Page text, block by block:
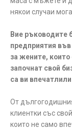
някои случаи
Вие ръководите
предприятия
за жените,
започнат свой
са ви
От
клиентки със
които не само